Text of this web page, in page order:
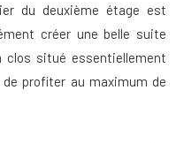
du deuxième étage est
créer une belle suite
clos situé essentiellement
profiter au maximum de